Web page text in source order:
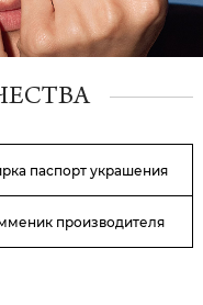
паспорт украшения
производителя